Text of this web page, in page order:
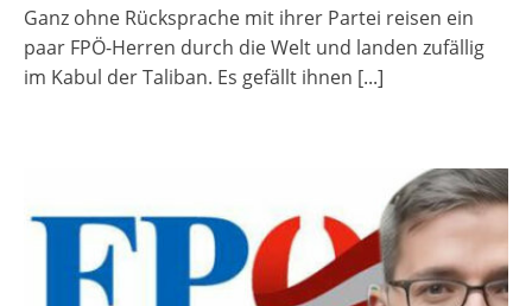
Ganz ohne Rücksprache mit ihrer Partei reisen ein
paar FPÖ-Herren durch die Welt und landen zufällig
im Kabul der Taliban. Es gefällt ihnen [...]